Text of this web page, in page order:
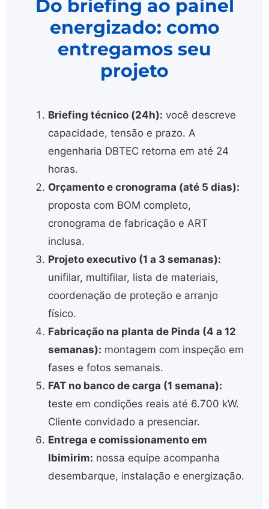
Do briefing ao painel
energizado: como
entregamos seu
projeto
Briefing técnico (24h): você descreve
capacidade, tensão e prazo. A
engenharia DBTEC retorna em até 24
horas.
Orçamento e cronograma (até 5 dias):
proposta com BOM completo,
cronograma de fabricação e ART
inclusa.
Projeto executivo (1 a 3 semanas):
unifilar, multifilar, lista de materiais,
coordenação de proteção e arranjo
físico.
Fabricação na planta de Pinda (4 a 12
semanas): montagem com inspeção em
fases e fotos semanais.
FAT no banco de carga (1 semana):
teste em condições reais até 6.700 kW.
Cliente convidado a presenciar.
Entrega e comissionamento em
Ibimirim: nossa equipe acompanha
desembarque, instalação e energização.